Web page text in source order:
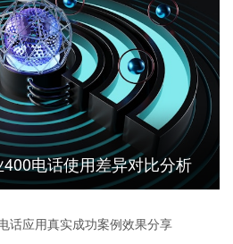
电话使用差异对比分析
话应用真实成功案例效果分享